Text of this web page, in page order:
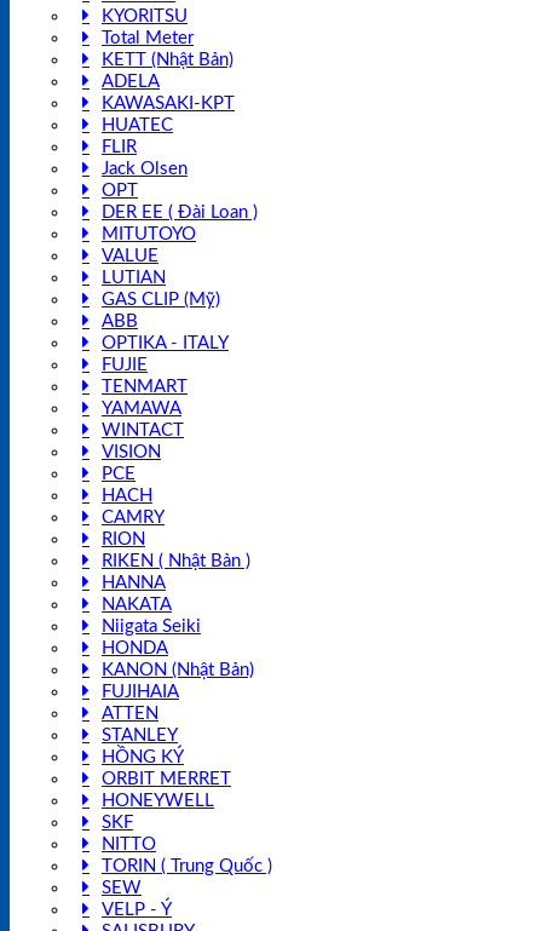
KYORITSU
Total Meter
KETT (Nhật Bản)
ADELA
KAWASAKI-KPT
HUATEC
FLIR
Jack Olsen
OPT
DER EE ( Đài Loan )
MITUTOYO
VALUE
LUTIAN
GAS CLIP (Mỹ)
ABB
OPTIKA - ITALY
FUJIE
TENMART
YAMAWA
WINTACT
VISION
PCE
HACH
CAMRY
RION
RIKEN ( Nhật Bản )
HANNA
NAKATA
Niigata Seiki
HONDA
KANON (Nhật Bản)
FUJIHAIA
ATTEN
STANLEY
HỒNG KÝ
ORBIT MERRET
HONEYWELL
SKF
NITTO
TORIN ( Trung Quốc )
SEW
VELP - Ý